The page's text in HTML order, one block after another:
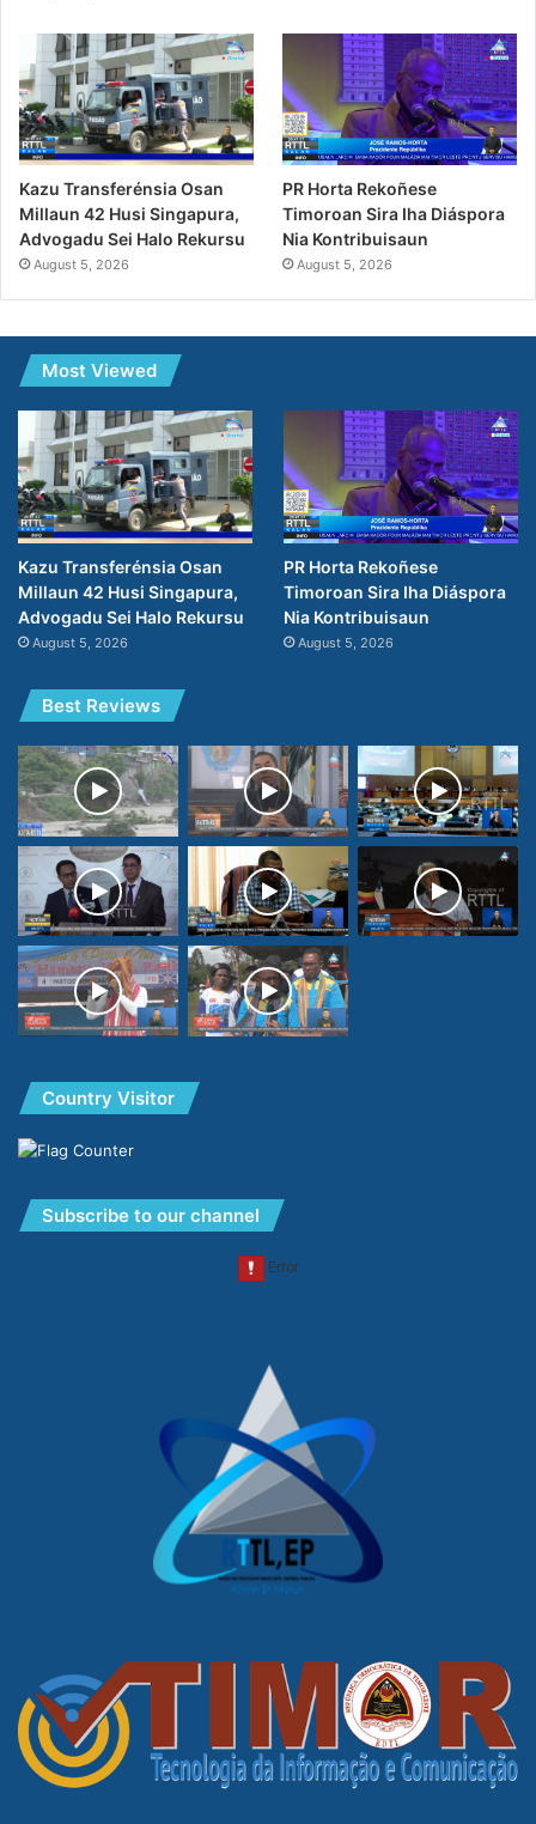
Kazu Transferénsia Osan
Millaun 42 Husi Singapura,
Advogadu Sei Halo Rekursu
August 5, 2026
PR Horta Rekoñese
Timoroan Sira Iha Diáspora
Nia Kontribuisaun
August 5, 2026
Most Viewed
Kazu Transferénsia Osan
Millaun 42 Husi Singapura,
Advogadu Sei Halo Rekursu
August 5, 2026
PR Horta Rekoñese
Timoroan Sira Iha Diáspora
Nia Kontribuisaun
August 5, 2026
Best Reviews
Country Visitor
Subscribe to our channel